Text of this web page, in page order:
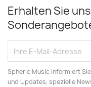
Erhalten Sie
Spheric Music informiert
und Updates, spezielle